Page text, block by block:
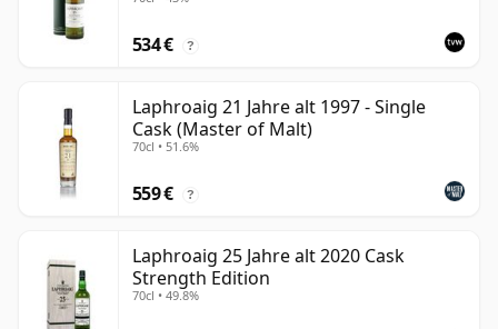
534 € ?
Laphroaig 21 Jahre alt 1997 - Single
Cask (Master of Malt)
70cl • 51.6%
559 € ?
Laphroaig 25 Jahre alt 2020 Cask
Strength Edition
70cl • 49.8%